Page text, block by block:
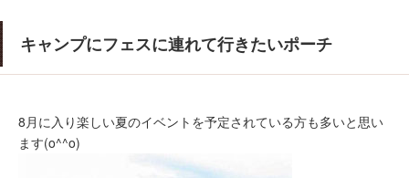
キャンプにフェスに連れて行きたいポーチ
8月に入り楽しい夏のイベントを予定されている方も多いと思い
ます(o^^o)